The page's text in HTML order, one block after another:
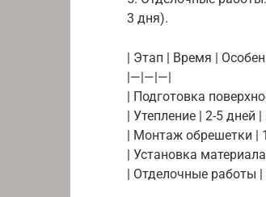
3 дня).
| Этап | Время |
|—|—|—|
| Подготовка
| Утепление | 2-5 дней
| Монтаж обрешетки |
| Установка
| Отделочные работы